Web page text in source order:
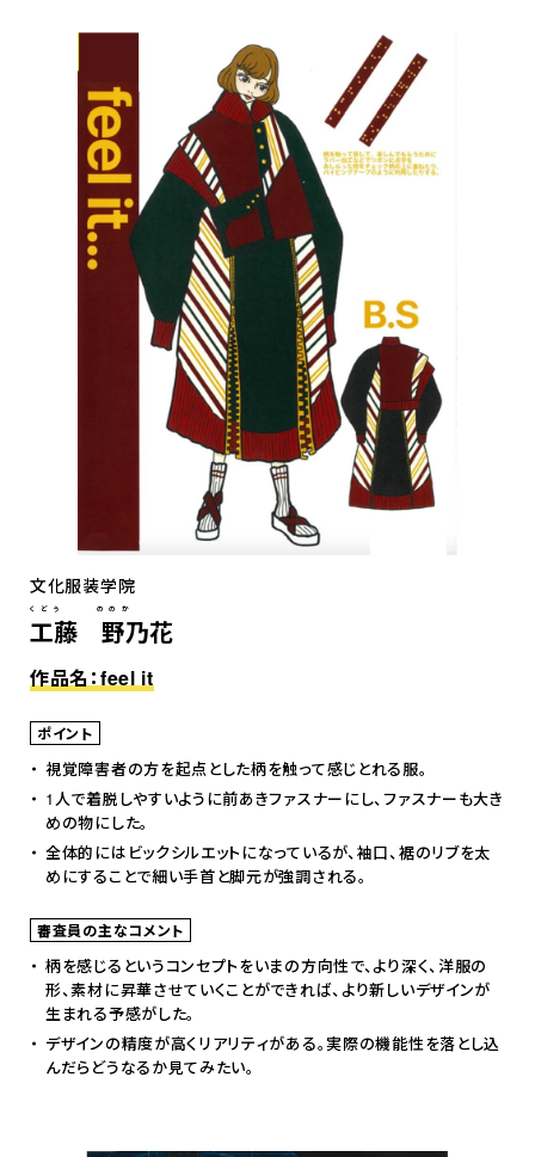
文化服装学院
工藤 野乃花
くどう ののか
作品名：feel it
ポイント
視覚障害者の方を起点とした柄を触って感じとれる服。
1人で着脱しやすいように前あきファスナーにし、ファスナーも大き
めの物にした。
全体的にはビックシルエットになっているが、袖口、裾のリブを太
めにすることで細い手首と脚元が強調される。
審査員の主なコメント
柄を感じるというコンセプトをいまの方向性で、より深く、洋服の
形、素材に昇華させていくことができれば、より新しいデザインが
生まれる予感がした。
デザインの精度が高くリアリティがある。実際の機能性を落とし込
んだらどうなるか見てみたい。